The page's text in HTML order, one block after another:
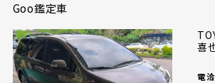
Goo鑑定車
喜
電洽